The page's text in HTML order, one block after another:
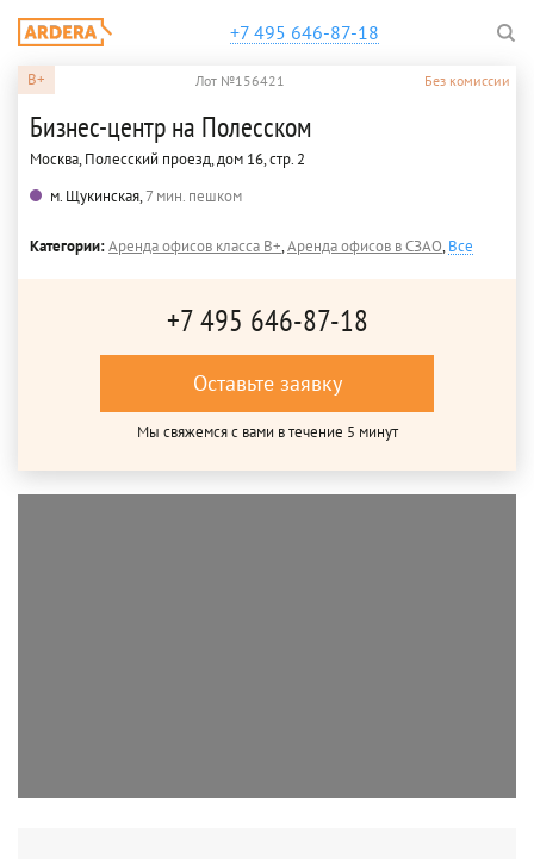
+7 495 646-87-18
B+ Лот №156421 Без комиссии
Бизнес-центр на Полесском
Москва, Полесский проезд, дом 16, стр. 2
м. Щукинская,7 мин. пешком
Категории:Аренда офисов класса B+,Аренда офисов в СЗАО,Все
+7 495 646-87-18
Оставьте заявку
Мы свяжемся с вами в течение 5 минут